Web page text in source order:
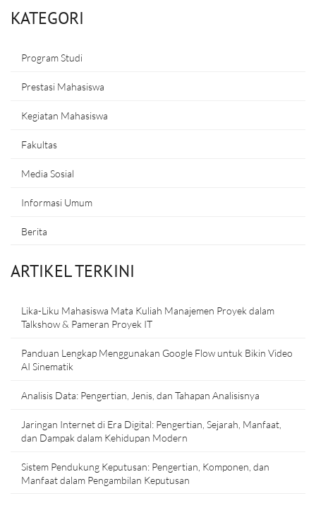
KATEGORI
Program Studi
Prestasi Mahasiswa
Kegiatan Mahasiswa
Fakultas
Media Sosial
Informasi Umum
Berita
ARTIKEL TERKINI
Lika-Liku Mahasiswa Mata Kuliah Manajemen Proyek dalam
Talkshow & Pameran Proyek IT
Panduan Lengkap Menggunakan Google Flow untuk Bikin Video
AI Sinematik
Analisis Data: Pengertian, Jenis, dan Tahapan Analisisnya
Jaringan Internet di Era Digital: Pengertian, Sejarah, Manfaat,
dan Dampak dalam Kehidupan Modern
Sistem Pendukung Keputusan: Pengertian, Komponen, dan
Manfaat dalam Pengambilan Keputusan